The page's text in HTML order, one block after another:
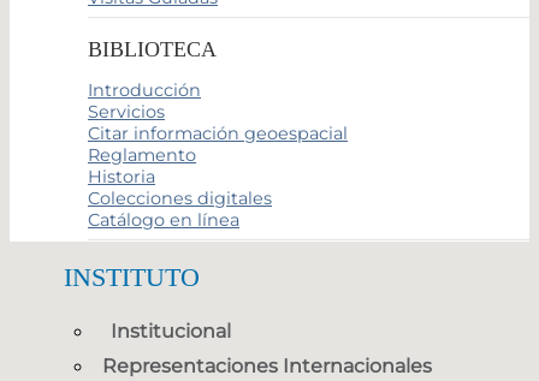
BIBLIOTECA
Introducción
Servicios
Citar información geoespacial
Reglamento
Historia
Colecciones digitales
Catálogo en línea
INSTITUTO
Institucional
Representaciones Internacionales